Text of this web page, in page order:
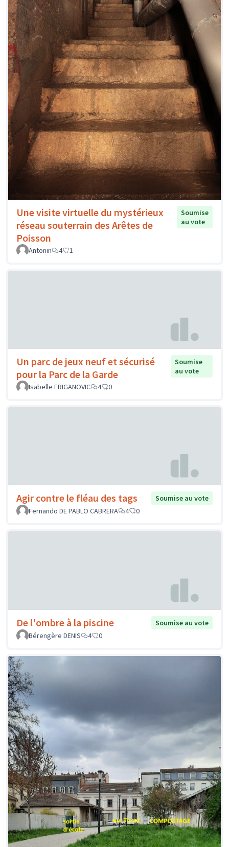
Une visite virtuelle du mystérieux
réseau souterrain des Arêtes de
Poisson
Soumise
au vote
Antonin 4 1
Un parc de jeux neuf et sécurisé
pour la Parc de la Garde
Soumise
au vote
Isabelle FRIGANOVIC
4 0
Agir contre le fléau des tags
Soumise au vote
Fernando DE PABLO CABRERA
4 0
De l'ombre à la piscine
Soumise au vote
Bérengère DENIS
4 0